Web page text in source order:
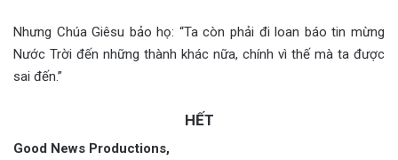
Nhưng Chúa Giêsu bảo họ: “Ta còn phải đi loan báo tin mừng
Nước Trời đến những thành khác nữa, chính vì thế mà ta được
sai đến.”
HẾT
Good News Productions,